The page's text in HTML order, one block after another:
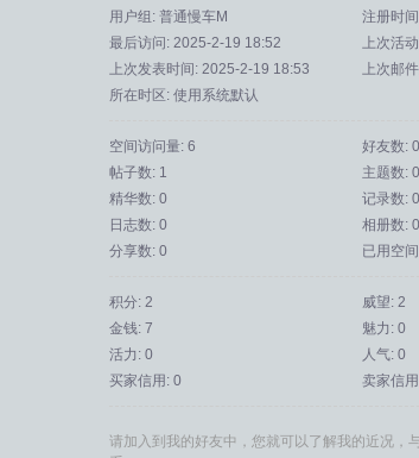
用户组: 普通慢车M
注册时
最后访问: 2025-2-19 18:52
上次活
上次发表时间: 2025-2-19 18:53
上次邮
所在时区: 使用系统默认
空间访问量: 6
好友数: 0
帖子数: 1
主题数: 0
精华数: 0
记录数: 0
日志数: 0
相册数: 0
分享数: 0
已用空
积分: 2
威望: 2
金钱: 7
魅力: 0
活力: 0
人气: 0
买家信用: 0
卖家信
请加入到我的好友中，您就可以了解我的近况，